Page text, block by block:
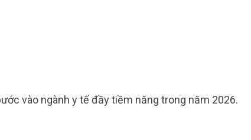
vào ngành y tế đầy tiềm năng trong năm 2026.